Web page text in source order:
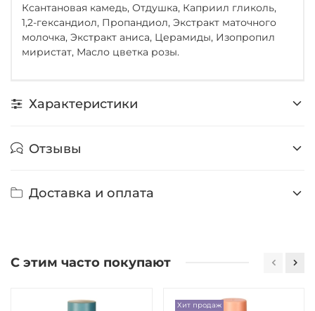
Ксантановая камедь, Отдушка, Каприил гликоль,
1,2-гександиол, Пропандиол, Экстракт маточного
молочка, Экстракт аниса, Церамиды, Изопропил
миристат, Масло цветка розы.
Характеристики
Отзывы
Доставка и оплата
С этим часто покупают
Хит продаж